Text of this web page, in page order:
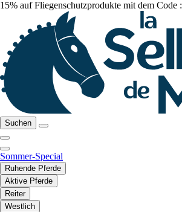
15% auf Fliegenschutzprodukte mit dem Code :
Suchen
Sommer-Special
Ruhende Pferde
Aktive Pferde
Reiter
Westlich